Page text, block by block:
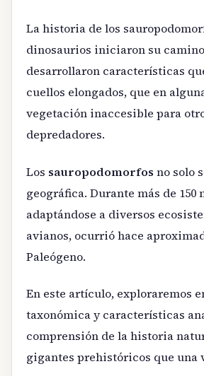
La historia de los
dinosaurios iniciaron su
desarrollaron características
cuellos elongados, que en
vegetación inaccesible para
depredadores.
Los sauropodomorfos no solo
geográfica. Durante más de
adaptándose a diversos
avianos, ocurrió hace
Paleógeno.
En este artículo, exploraremos
taxonómica y características
comprensión de la historia
gigantes prehistóricos que una